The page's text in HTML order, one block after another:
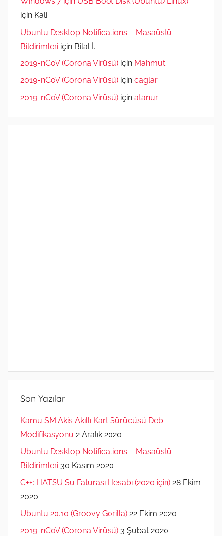
için Kali
Ubuntu Desktop Notifications – Masaüstü
Bildirimleri için Bilal İ.
2019-nCoV (Corona Virüsü) için Mahmut
2019-nCoV (Corona Virüsü) için caglar
2019-nCoV (Corona Virüsü) için atanur
Son Yazılar
Kamu SM Akis Akıllı Kart Sürücüsü Deb
Modifikasyonu 2 Aralık 2020
Ubuntu Desktop Notifications – Masaüstü
Bildirimleri 30 Kasım 2020
C++: HATSU Su Faturası Hesabı (2020 için) 28 Ekim
2020
Ubuntu 20.10 (Groovy Gorilla) 22 Ekim 2020
2019-nCoV (Corona Virüsü) 3 Şubat 2020